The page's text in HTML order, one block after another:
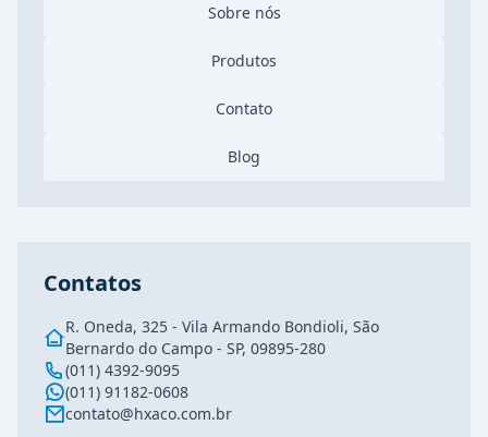
Sobre nós
Produtos
Contato
Blog
Contatos
R. Oneda, 325 - Vila Armando Bondioli, São
Bernardo do Campo - SP, 09895-280
(011) 4392-9095
(011) 91182-0608
contato@hxaco.com.br